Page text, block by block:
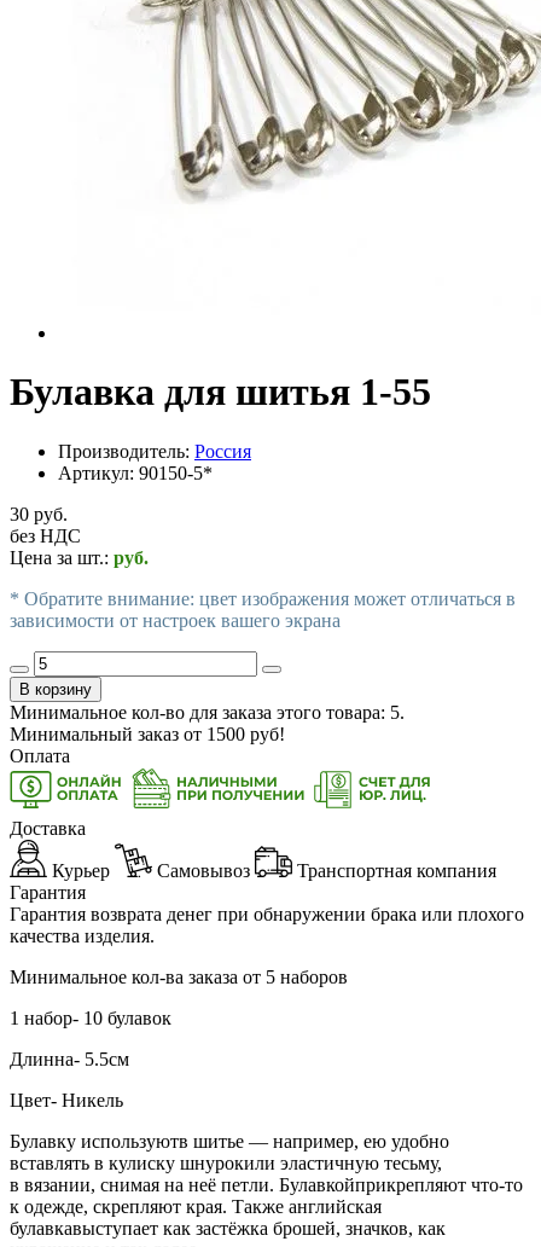
Булавка для шитья 1-55
Производитель: Россия
Артикул: 90150-5*
30 руб.
без НДС
Цена за шт.: руб.
* Обратите внимание: цвет изображения может отличаться в
зависимости от настроек вашего экрана
В корзину
Минимальное кол-во для заказа этого товара: 5.
Минимальный заказ от 1500 руб!
Оплата
Доставка
Курьер Самовывоз
Транспортная компания
Гарантия
Гарантия возврата денег при обнаружении брака или плохого
качества изделия.
Минимальное кол-ва заказа от 5 наборов
1 набор- 10 булавок
Длинна- 5.5см
Цвет- Никель
Булавку используютв шитье — например, ею удобно
вставлять в кулиску шнурокили эластичную тесьму,
в вязании, снимая на неё петли. Булавкойприкрепляют что-то
к одежде, скрепляют края. Также английская
булавкавыступает как застёжка брошей, значков, как